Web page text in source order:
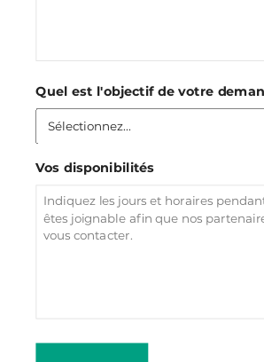
Quel est l'objectif de votre
Vos disponibilités